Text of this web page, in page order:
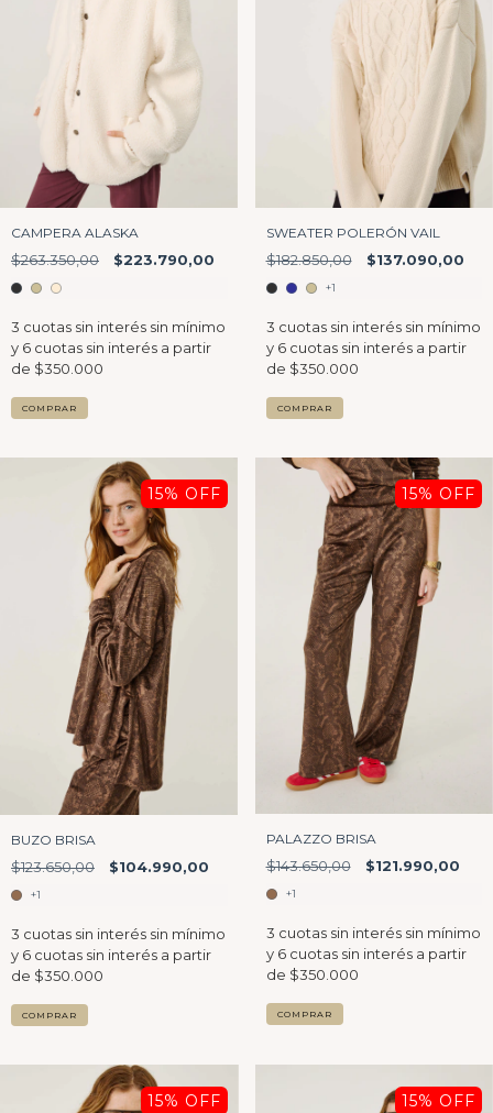
CAMPERA ALASKA
$263.350,00 $223.790,00
COMPRAR
SWEATER POLERÓN VAIL
$182.850,00 $137.090,00
+1
COMPRAR
15% OFF
BUZO BRISA
$123.650,00 $104.990,00
+1
COMPRAR
15% OFF
PALAZZO BRISA
$143.650,00 $121.990,00
+1
COMPRAR
15% OFF 15% OFF